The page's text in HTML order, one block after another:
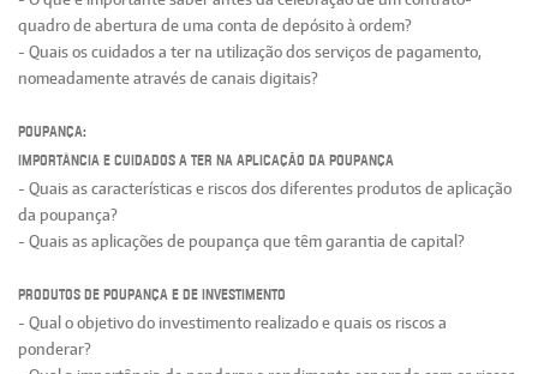
quadro de abertura de uma conta de depósito à ordem?
- Quais os cuidados a ter na utilização dos serviços de pagamento,
nomeadamente através de canais digitais?
Poupança:
Importância e cuidados a ter na aplicação da poupança
- Quais as características e riscos dos diferentes produtos de aplicação
da poupança?
- Quais as aplicações de poupança que têm garantia de capital?
Produtos de poupança e de investimento
- Qual o objetivo do investimento realizado e quais os riscos a
ponderar?